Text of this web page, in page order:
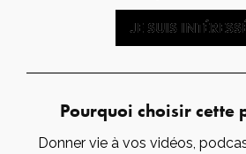
JE SUIS
JE SUIS
Pourquoi choisir cette
Donner vie à vos vidéos,